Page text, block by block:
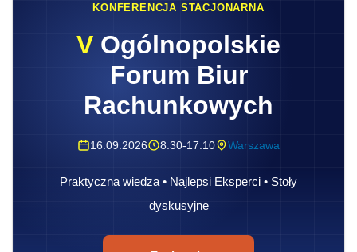
KONFERENCJA STACJONARNA
V Ogólnopolskie
Forum Biur
Rachunkowych
16.09.2026 8:30-17:10 Warszawa
Praktyczna wiedza • Najlepsi Eksperci • Stoły
dyskusyjne